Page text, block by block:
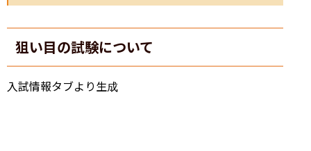
狙い目の試験について
入試情報タブより生成